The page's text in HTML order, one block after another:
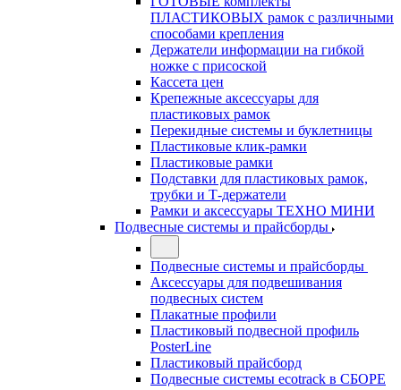
ПЛАСТИКОВЫХ рамок с различными
способами крепления
Держатели информации на гибкой
ножке с присоской
Кассета цен
Крепежные аксессуары для
пластиковых рамок
Перекидные системы и буклетницы
Пластиковые клик-рамки
Пластиковые рамки
Подставки для пластиковых рамок,
трубки и Т-держатели
Рамки и аксессуары ТЕХНО МИНИ
Подвесные системы и прайсборды
Подвесные системы и прайсборды
Аксессуары для подвешивания
подвесных систем
Плакатные профили
Пластиковый подвесной профиль
PosterLine
Пластиковый прайсборд
Подвесные системы ecotrack в СБОРЕ